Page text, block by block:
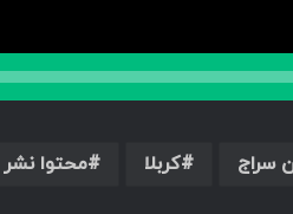
سراج کربلا محتوا نشر